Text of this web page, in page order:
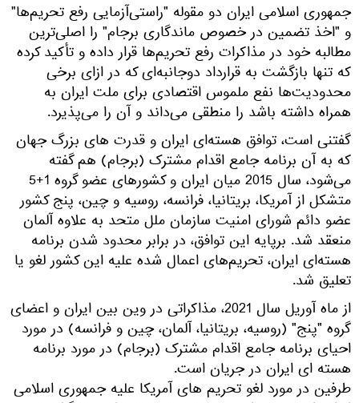
جمهوری اسلامی ایران دو مقوله "راستی‌آزمایی رفع تحریم‌ها"
و "اخذ تضمین در خصوص ماندگاری برجام" را اصلی‌ترین
مطالبه خود در مذاکرات رفع تحریم‌ها قرار داده و تأکید کرده
که تنها بازگشت به قرارداد دوجانبه‌ای که در ازای برخی
محدودیت‌ها نفع ملموس اقتصادی برای ملت ایران به
همراه داشته باشد را منطقی می‌داند و آن را می‌پذیرد.
گفتنی است، توافق هسته‌ای ایران و قدرت های بزرگ جهان
که به آن برنامه جامع اقدام مشترک (برجام) هم گفته
می‌شود، سال 2015 میان ایران و کشورهای عضو گروه 1+5
متشکل از آمریکا، بریتانیا، فرانسه، روسیه و چین، پنج کشور
عضو دائم شورای امنیت سازمان ملل متحد به علاوه آلمان
منعقد شد. برپایه این توافق، در برابر محدود شدن برنامه
هسته‌ای ایران، تحریم‌های اعمال شده علیه این کشور لغو یا
تعلیق شد.
از ماه آوریل سال 2021، مذاکراتی در وین بین ایران و اعضای
گروه "پنج" (روسیه، بریتانیا، آلمان، چین و فرانسه) در مورد
احیای برنامه جامع اقدام مشترک (برجام) در مورد برنامه
هسته ای ایران در جریان است.
طرفین در مورد لغو تحریم های آمریکا علیه جمهوری اسلامی